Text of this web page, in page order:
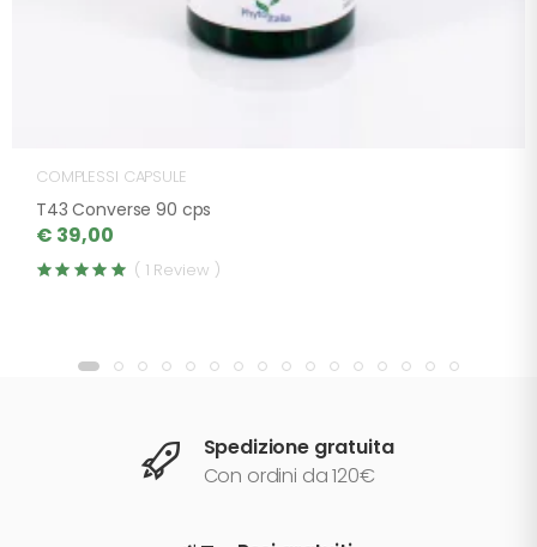
COMPLESSI CAPSULE
T43 Converse 90 cps
€ 39,00
( 1 Review )
Spedizione gratuita
Con ordini da 120€